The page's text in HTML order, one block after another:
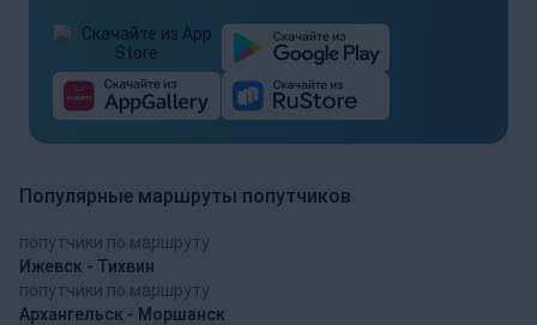
Популярные маршруты попутчиков
попутчики по маршруту
Ижевск - Тихвин
попутчики по маршруту
Архангельск - Моршанск